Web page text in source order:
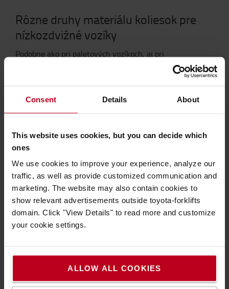
Consent Details About
This website uses cookies, but you can decide which
ones
We use cookies to improve your experience, analyze our
traffic, as well as provide customized communication and
marketing. The website may also contain cookies to
show relevant advertisements outside toyota-forklifts
domain. Click "View Details" to read more and customize
your cookie settings.
ALLOW ALL COOKIES
Rôzne druhy materiálu koliesok pre
nízkozdvižné vozíky
Podobne ako pri paletových vozíkoch, aj pri
nízkozdvižných vozíkoch je správny výber ovplyvnený
bude vozík používaný.
Friction
Výborná priľnavosť aj na mokrom povrchu
Nezanechává stopy na podlahe
Vulkollan Quartz
Má efekt brúsneho papiera, tým mierne
opotrebovává podlahu